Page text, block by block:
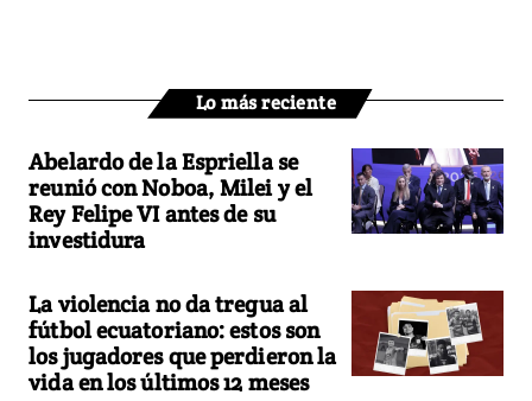
Lo más reciente
Abelardo de la Espriella se
reunió con Noboa, Milei y el
Rey Felipe VI antes de su
investidura
La violencia no da tregua al
fútbol ecuatoriano: estos son
los jugadores que perdieron la
vida en los últimos 12 meses